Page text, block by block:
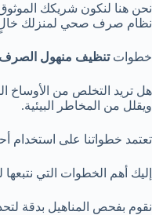
نحن هنا لنكون شريكك
نظام صرف صحي لمنزلك
خطواتتنظيف منهول
هل تريد التخلص من
ويقلل من المخاطر البيئية.
تعتمد خطواتنا على استخدام
إليك أهم الخطوات التي
نقوم بفحص المناهيل بدقة